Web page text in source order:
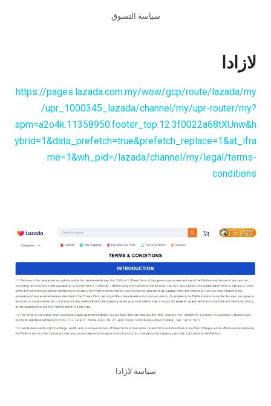
سياسة التسوق
لازادا
https://pages.lazada.com.my/wow/gcp/route/lazada/my
/upr_1000345_lazada/channel/my/upr-router/my?
spm=a2o4k.11358950.footer_top.12.3f0022a68tXUnw&h
ybrid=1&data_prefetch=true&prefetch_replace=1&at_ifra
me=1&wh_pid=/lazada/channel/my/legal/terms-
conditions
سياسة لازادا